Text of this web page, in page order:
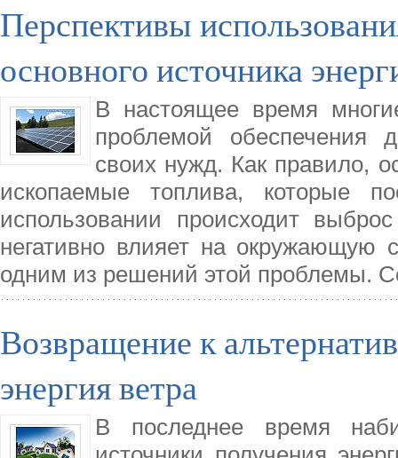
Перспективы
основного источника
В настоящее время
проблемой обеспечения
своих нужд. Как правило,
ископаемые топлива, которые
использовании происходит
негативно влияет на окружающую
одним из решений этой проблемы.
Возвращение к
энергия ветра
В последнее время